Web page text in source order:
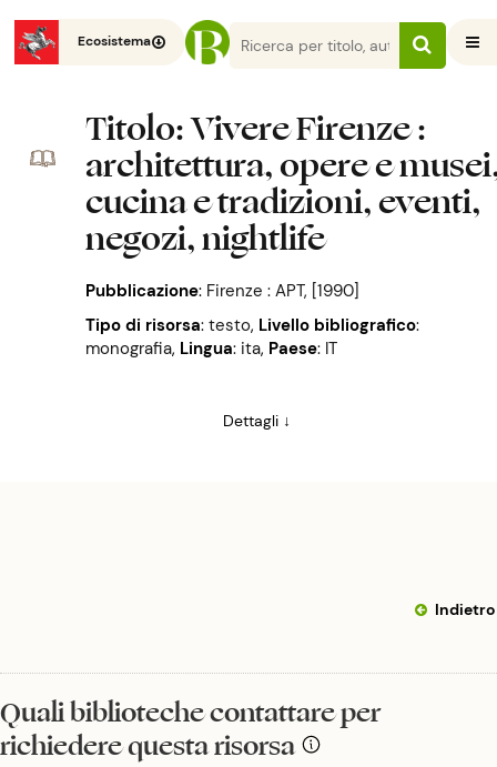
Ecosistema
Titolo: Vivere Firenze :
architettura, opere e
cucina e tradizioni, eventi,
negozi, nightlife
Pubblicazione: Firenze : APT, [1990]
Tipo di risorsa: testo, Livello bibliografico:
monografia, Lingua: ita, Paese: IT
Dettagli ↓
Indietro
Quali biblioteche contattare per
richiedere questa risorsa